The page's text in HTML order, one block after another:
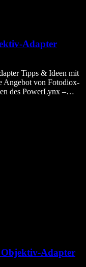
Adapter
Tipps & Ideen mit
Angebot von Fotodiox-
des PowerLynx –…
Adapter